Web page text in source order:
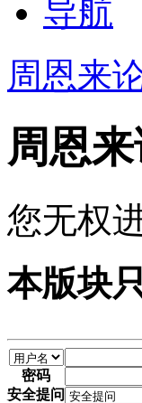
导航
周恩来
周恩
您无权
本版块
密码
安全提问